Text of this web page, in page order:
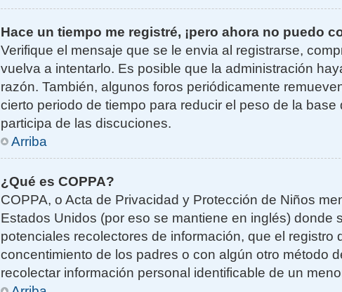
Hace un tiempo me registré, ¡pero ahora no puedo
Verifique el mensaje que se le envia al registrarse,
vuelva a intentarlo. Es posible que la administración
razón. También, algunos foros periódicamente
cierto periodo de tiempo para reducir el peso de la
participa de las discuciones.
Arriba
¿Qué es COPPA?
COPPA, o Acta de Privacidad y Protección de Niños
Estados Unidos (por eso se mantiene en inglés) donde
potenciales recolectores de información, que el registro
concentimiento de los padres o con algún otro método
recolectar información personal identificable de un